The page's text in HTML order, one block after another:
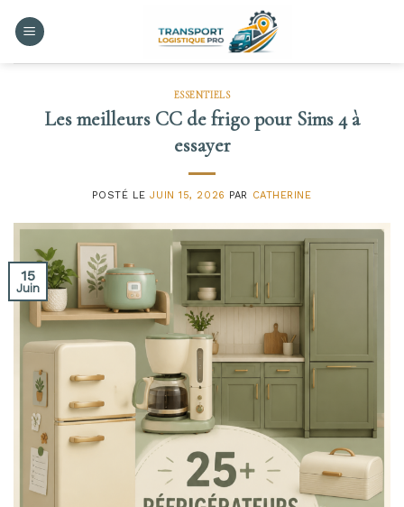
ESSENTIELS
Les meilleurs CC de frigo pour Sims 4 à
essayer
POSTÉ LEJUIN 15, 2026 PAR CATHERINE
15
Juin